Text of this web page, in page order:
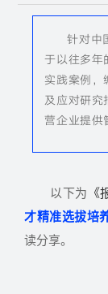
针对中
于以往多年
实践案例，
及应对研究
营企业提供
以下为 《
才精准选拔培
读分享。